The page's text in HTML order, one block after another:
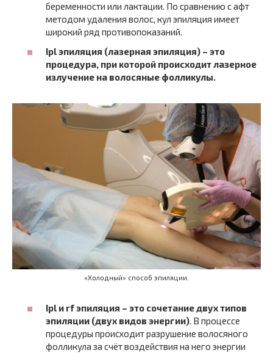
беременности или лактации. По сравнению с афт
методом удаления волос, кул эпиляция имеет
широкий ряд противопоказаний.
Ipl эпиляция (лазерная эпиляция) – это
процедура, при которой происходит лазерное
излучение на волосяные фолликулы.
«Холодный» способ эпиляции.
Ipl и rf эпиляция – это сочетание двух типов
эпиляции (двух видов энергии). В процессе
процедуры происходит разрушение волосяного
фолликула за счёт воздействия на него энергии